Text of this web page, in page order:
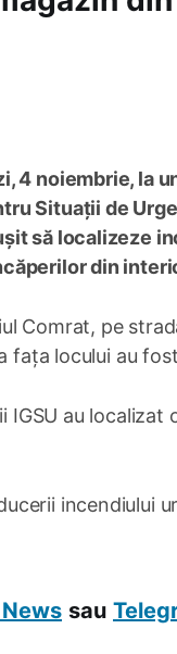
4 noiembrie, la
Situații de
să localizeze
din
Comrat, pe
fața locului au
IGSU au
incendiului
sau